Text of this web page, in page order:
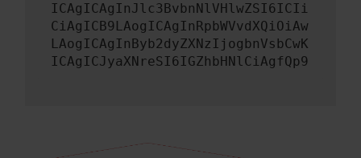
ICAgICAgInJlc3BvbnNlVHlwZSI6ICIi
CiAgICB9LAogICAgInRpbWVvdXQiOiAw
LAogICAgInByb2dyZXNzIjogbnVsbCwK
ICAgICJyaXNreSI6IGZhbHNlCiAgfQp9